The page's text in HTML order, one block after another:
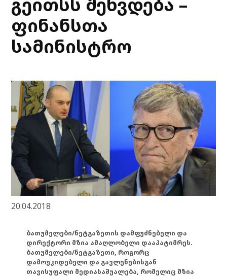
ფინანსთა
სამინისტრო
20.04.2018
ბათუმელები/ნეტგაზეთის დამფუძნებელი და
დირექტორი მზია ამაღლობელი დააპატიმრეს.
ბათუმელები/ნეტგაზეთი, როგორც
დამოუკიდებელი და გავლენებისგან
თავისუფალი მედიასაშუალება, რომელიც მზია